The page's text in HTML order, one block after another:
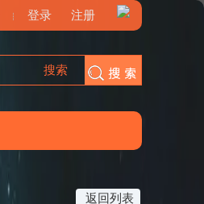
登录 注册
搜索
返回列表